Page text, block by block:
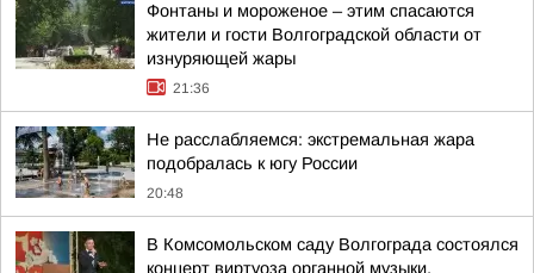
Фонтаны и мороженое – этим спасаются
жители и гости Волгоградской области от
изнуряющей жары
21:36
Не расслабляемся: экстремальная жара
подобралась к югу России
20:48
В Комсомольском саду Волгограда состоялся
концерт виртуоза органной музыки,